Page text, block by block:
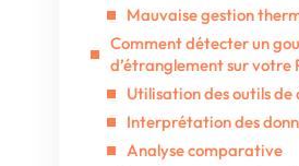
Mauvaise gestion
Comment détecter un
d’étranglement sur votre
Utilisation des outils
Interprétation des
Analyse comparative